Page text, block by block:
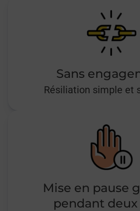
Sans
Résiliation simple et
Mise en pause
pendant